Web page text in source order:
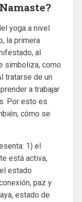
yoga a nivel
la primera
al
simboliza, como
tratarse de un
a trabajar
Por esto es
cómo se
1) el
está activa,
estado
paz y
estado de